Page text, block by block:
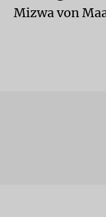
Mizwa von